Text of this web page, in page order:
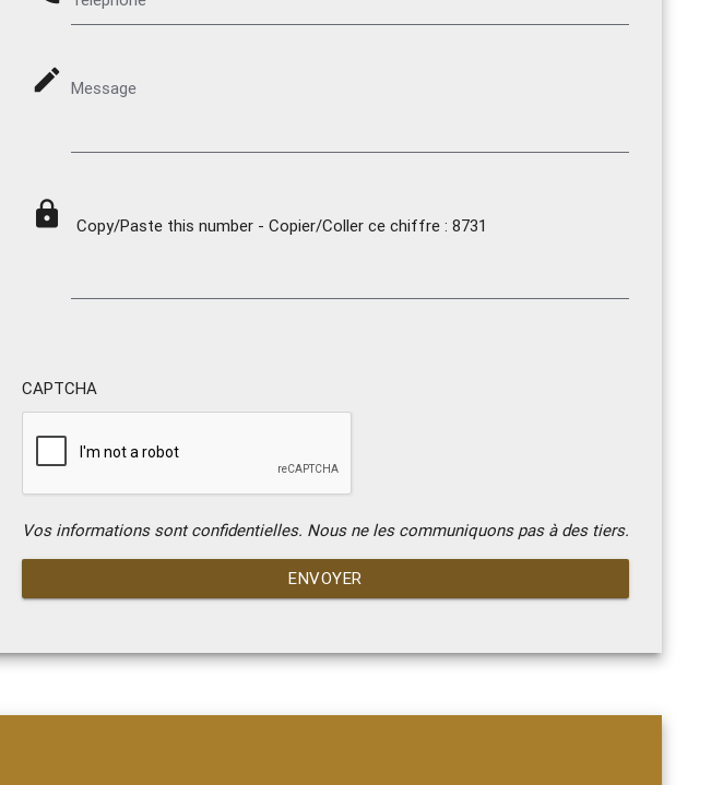
mode_edit Message
lock Copy/Paste this number - Copier/Coller ce chiffre : 8731
CAPTCHA
Vos informations sont confidentielles. Nous ne les communiquons pas à des tiers.
ENVOYER